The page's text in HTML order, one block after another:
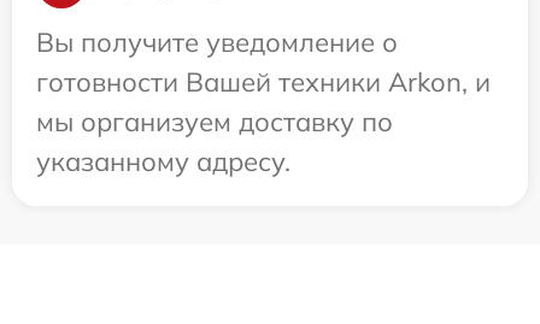
Вы получите уведомление о
готовности Вашей техники Arkon, и
мы организуем доставку по
указанному адресу.